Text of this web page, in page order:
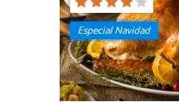
Especial Navidad